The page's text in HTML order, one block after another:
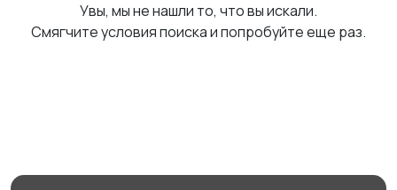
Увы, мы не нашли то, что вы искали.
Смягчите условия поиска и попробуйте еще раз.